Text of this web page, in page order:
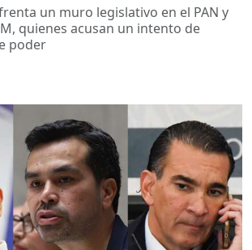
un muro legislativo en el PAN y
quienes acusan un intento de
poder